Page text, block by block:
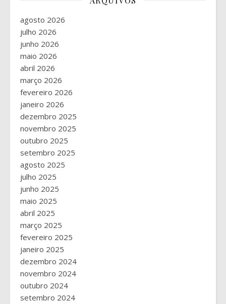
agosto 2026
julho 2026
junho 2026
maio 2026
abril 2026
março 2026
fevereiro 2026
janeiro 2026
dezembro 2025
novembro 2025
outubro 2025
setembro 2025
agosto 2025
julho 2025
junho 2025
maio 2025
abril 2025
março 2025
fevereiro 2025
janeiro 2025
dezembro 2024
novembro 2024
outubro 2024
setembro 2024